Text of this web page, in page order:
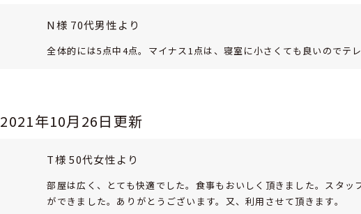
N様 70代男性より
全体的には5点中4点。マイナス1点は、寝室に小さくても良いのでテ
2021年10月26日更新
T様 50代女性より
部屋は広く、とても快適でした。食事もおいしく頂きました。スタ
ができました。ありがとうございます。又、利用させて頂きます。